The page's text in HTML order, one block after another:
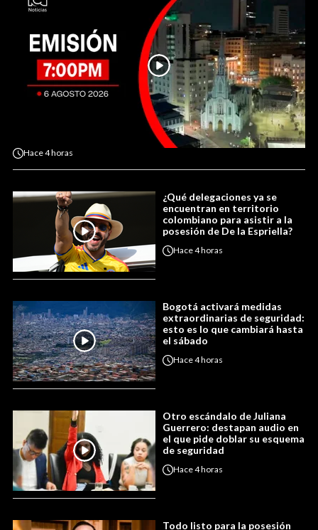
Hace4 horas
¿Qué delegaciones ya se
encuentran en territorio
colombiano para asistir a la
posesión de De la Espriella?
Hace4 horas
Bogotá activará medidas
extraordinarias de seguridad:
esto es lo que cambiará hasta
el sábado
Hace4 horas
Otro escándalo de Juliana
Guerrero: destapan audio en
el que pide doblar su esquema
de seguridad
Hace4 horas
Todo listo para la posesión